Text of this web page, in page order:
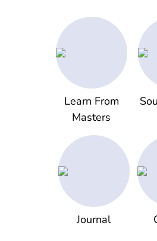
Learn From
Masters
Journal